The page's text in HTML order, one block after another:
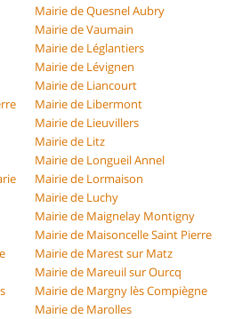
Mairie de Quesnel Aubry
Mairie de Vaumain
Mairie de Léglantiers
Mairie de Lévignen
Mairie de Liancourt
Mairie de Libermont
Mairie de Lieuvillers
Mairie de Litz
Mairie de Longueil Annel
Mairie de Lormaison
Mairie de Luchy
Mairie de Maignelay Montigny
Mairie de Maisoncelle Saint Pierre
Mairie de Marest sur Matz
Mairie de Mareuil sur Ourcq
Mairie de Margny lès Compiègne
Mairie de Marolles